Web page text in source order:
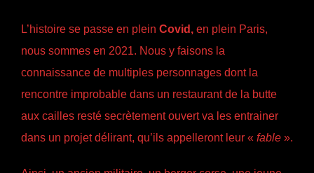
L’histoire se passe en plein Covid, en plein Paris,
nous sommes en 2021. Nous y faisons la
connaissance de multiples personnages dont la
rencontre improbable dans un restaurant de la butte
aux cailles resté secrètement ouvert va les entrainer
dans un projet délirant, qu’ils appelleront leur « fable ».